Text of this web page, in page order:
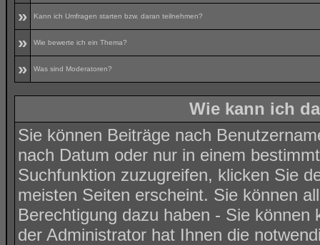
» Kann ich Umfragen starten bzw. daran teilnehmen?
» Wie bewerte ich ein Thema?
» Was sind Moderatoren?
Wie kann ich
Sie können Beiträge nach
nach Datum oder nur in einem
Suchfunktion zuzugreifen, klicken Sie
meisten Seiten erscheint. Sie können
Berechtigung dazu haben - Sie
der Administrator hat Ihnen die